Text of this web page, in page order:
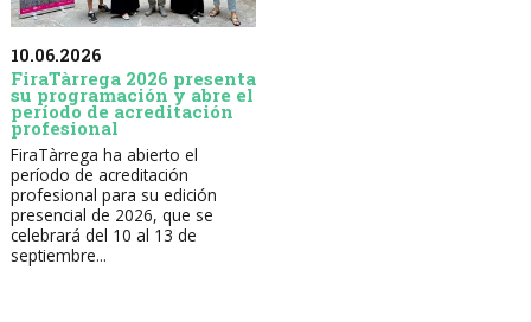
10.06.2026
FiraTàrrega 2026 presenta
su programación y abre el
período de acreditación
profesional
FiraTàrrega ha abierto el
período de acreditación
profesional para su edición
presencial de 2026, que se
celebrará del 10 al 13 de
septiembre...